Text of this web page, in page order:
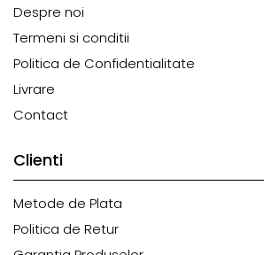
Despre noi
Termeni si conditii
Politica de Confidentialitate
Livrare
Contact
Clienti
Metode de Plata
Politica de Retur